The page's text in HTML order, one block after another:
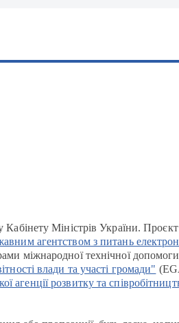
Кабінету Міністрів України.
агентством з питань
міжнародної технічної допомоги
влади та участі громади"
агенції розвитку та